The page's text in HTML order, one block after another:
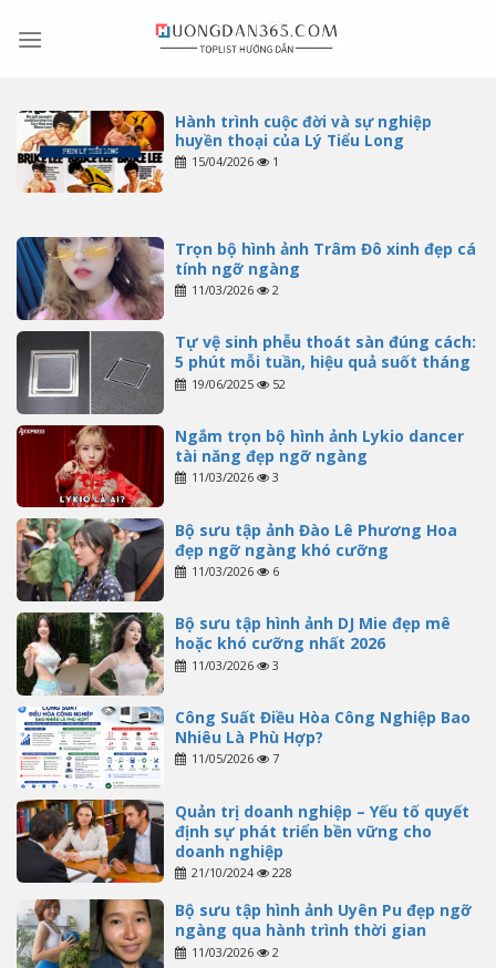
Hành trình cuộc đời và sự nghiệp
huyền thoại của Lý Tiểu Long
15/04/2026 1
Trọn bộ hình ảnh Trâm Đô xinh đẹp cá
tính ngỡ ngàng
11/03/2026 2
Tự vệ sinh phễu thoát sàn đúng cách:
5 phút mỗi tuần, hiệu quả suốt tháng
19/06/2025 52
Ngắm trọn bộ hình ảnh Lykio dancer
tài năng đẹp ngỡ ngàng
11/03/2026 3
Bộ sưu tập ảnh Đào Lê Phương Hoa
đẹp ngỡ ngàng khó cưỡng
11/03/2026 6
Bộ sưu tập hình ảnh DJ Mie đẹp mê
hoặc khó cưỡng nhất 2026
11/03/2026 3
Công Suất Điều Hòa Công Nghiệp Bao
Nhiêu Là Phù Hợp?
11/05/2026 7
Quản trị doanh nghiệp – Yếu tố quyết
định sự phát triển bền vững cho
doanh nghiệp
21/10/2024 228
Bộ sưu tập hình ảnh Uyên Pu đẹp ngỡ
ngàng qua hành trình thời gian
11/03/2026 2